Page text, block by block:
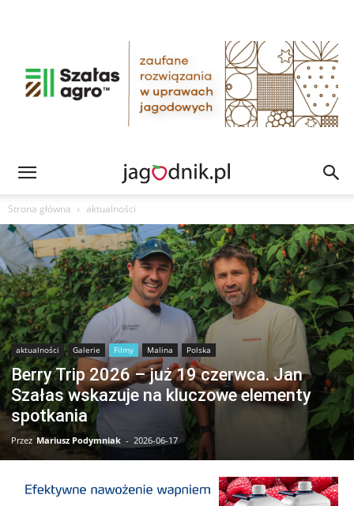
Strona główna aktualności
aktualności Galerie Filmy Malina Polska
Berry Trip 2026 – już 19 czerwca. Jan
Szałas wskazuje na kluczowe elementy
spotkania
Przez Mariusz Podymniak - 2026-06-17